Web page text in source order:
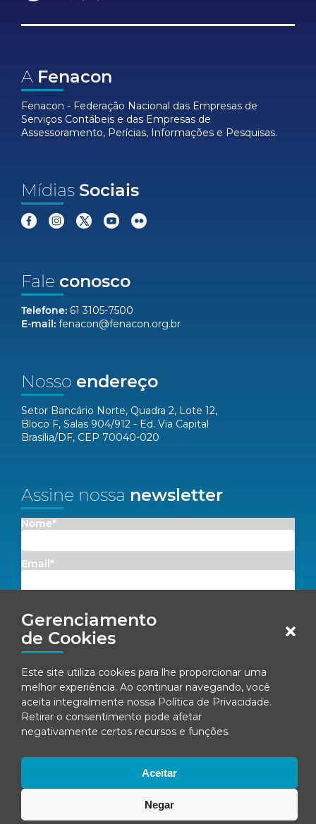
Gerenciamento
de Cookies
Este site utiliza cookies para lhe proporcionar uma
melhor experiência. Ao continuar navegando, você
aceita integralmente nossa Política de Privacidade.
Retirar o consentimento pode afetar
negativamente certos recursos e funções.
Aceitar
Negar
A Fenacon
Fenacon - Federação Nacional das Empresas de
Serviços Contábeis e das Empresas de
Assessoramento, Perícias, Informações e Pesquisas.
Mídias Sociais
Fale conosco
Telefone: 61 3105-7500
E-mail: fenacon@fenacon.org.br
Nosso endereço
Setor Bancário Norte, Quadra 2, Lote 12,
Bloco F, Salas 904/912 - Ed. Via Capital
Brasília/DF, CEP 70040-020
Assine nossa newsletter
Nome*
Email*
Ao se inscrever, você concorda com nossa Política de Privacidade
© Fenacon 2026
Todos os direitos reservados.
Política de privacidade